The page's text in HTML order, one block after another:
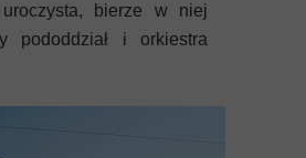
bierze w niej
pododdział i orkiestra